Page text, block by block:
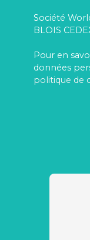
Société
BLOIS
Pour en
données
politique de